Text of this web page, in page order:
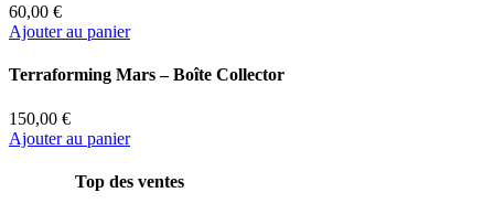
60,00 €
Ajouter au panier
Terraforming Mars – Boîte Collector
150,00 €
Ajouter au panier
Top des ventes